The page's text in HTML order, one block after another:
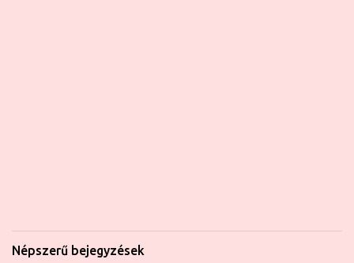
Népszerű bejegyzések